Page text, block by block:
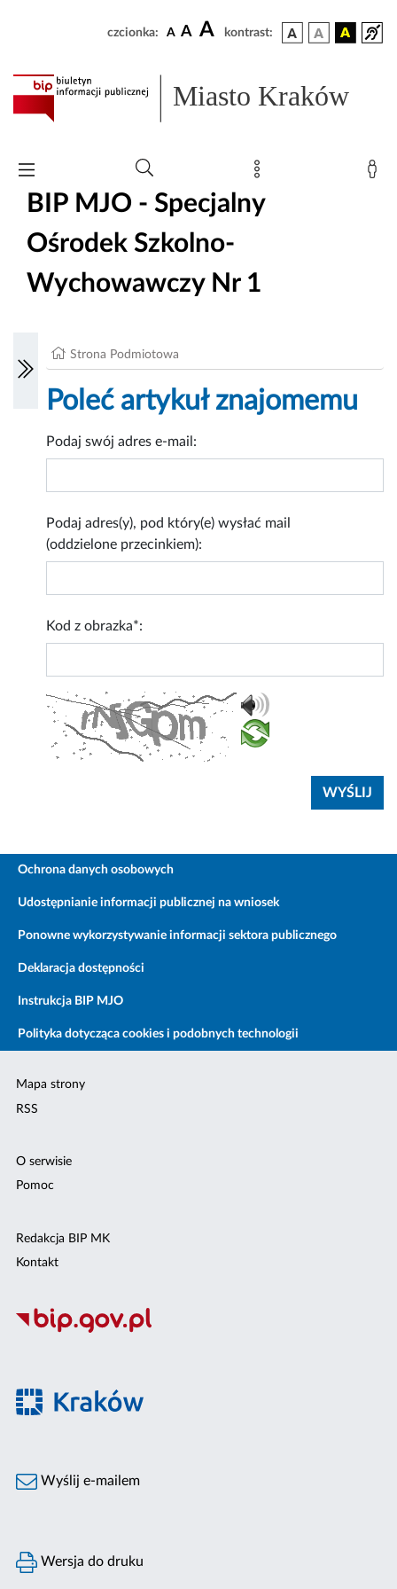
czcionka: A A A kontrast:
Miasto Kraków
BIP MJO - Specjalny
Ośrodek Szkolno-
Wychowawczy Nr 1
Strona Podmiotowa
Poleć artykuł znajomemu
Podaj swój adres e-mail:
Podaj adres(y), pod który(e) wysłać mail
(oddzielone przecinkiem):
Kod z obrazka*:
Ochrona danych osobowych
Udostępnianie informacji publicznej na wniosek
Ponowne wykorzystywanie informacji sektora publicznego
Deklaracja dostępności
Instrukcja BIP MJO
Polityka dotycząca cookies i podobnych technologii
Mapa strony
RSS
O serwisie
Pomoc
Redakcja BIP MK
Kontakt
Wyślij e-mailem
Wersja do druku